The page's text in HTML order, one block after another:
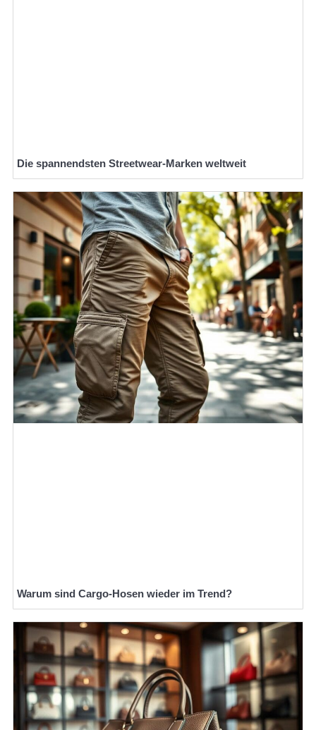
Die spannendsten Streetwear-Marken weltweit
Warum sind Cargo-Hosen wieder im Trend?